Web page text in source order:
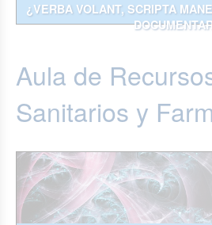
¿VERBA VOLANT, SCRIPTA
Aula de
Sanitarios y